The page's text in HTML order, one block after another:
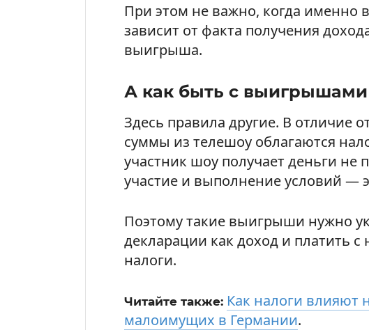
При этом не важно, когда именно
зависит от факта получения
выигрыша.
А как быть с выигрышами
Здесь правила другие. В отличие
суммы из телешоу облагаются
участник шоу получает деньги не
участие и выполнение условий —
Поэтому такие выигрыши нужно
декларации как доход и платить
налоги.
Читайте также: Как налоги влияют
малоимущих в Германии.